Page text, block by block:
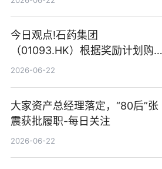
今日观点!石药集团
（01093.HK）根据奖励计划购
回580万股
2026-06-22
大家资产总经理落定，“80后”张
震获批履职-每日关注
2026-06-22